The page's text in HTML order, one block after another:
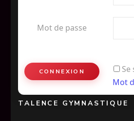
Mot de passe
Mot
TALENCE GYMNASTIQUE